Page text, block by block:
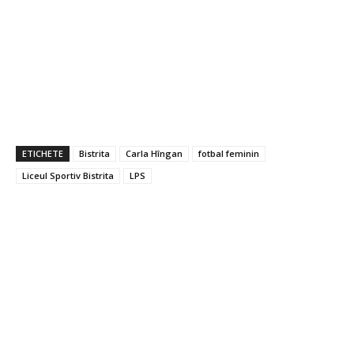
ETICHETE Bistrita Carla Hîngan
fotbal feminin
Liceul Sportiv Bistrita
LPS